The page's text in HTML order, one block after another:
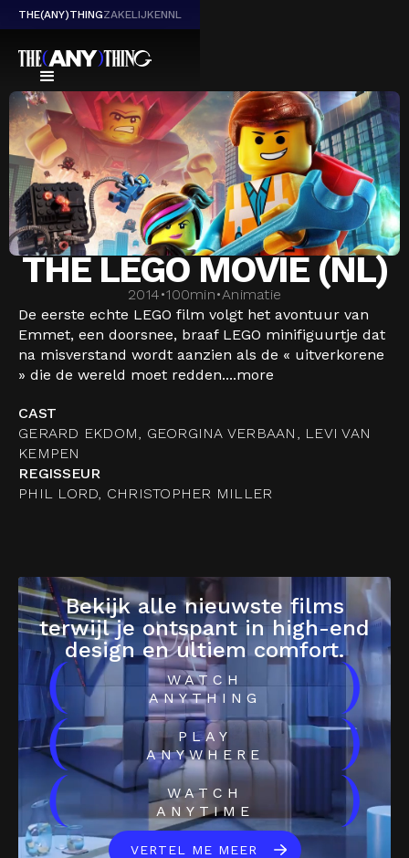
THE(ANY)THINGZAKELIJKENNL
THE LEGO MOVIE (NL)
2014•100min•Animatie
De eerste echte LEGO film volgt het avontuur van
Emmet, een doorsnee, braaf LEGO minifiguurtje dat
na misverstand wordt aanzien als de « uitverkorene
» die de wereld moet redden....more
CAST
GERARD EKDOM, GEORGINA VERBAAN, LEVI VAN
KEMPEN
REGISSEUR
PHIL LORD, CHRISTOPHER MILLER
Bekijk alle nieuwste films
terwijl je ontspant in high-end
design en ultiem comfort.
(
WATCH
ANYTHING
)
(
PLAY
ANYWHERE
)
(
WATCH
ANYTIME
)
VERTEL ME MEER